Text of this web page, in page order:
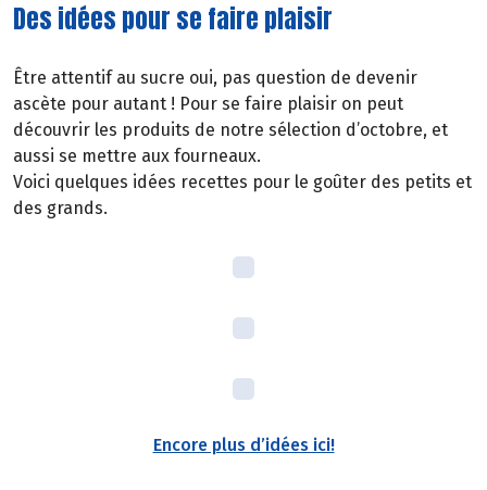
Des idées pour se faire plaisir
Être attentif au sucre oui, pas question de devenir
ascète pour autant ! Pour se faire plaisir on peut
découvrir les produits de notre sélection d’octobre, et
aussi se mettre aux fourneaux.
Voici quelques idées recettes pour le goûter des petits et
des grands.
Encore plus d’idées ici!